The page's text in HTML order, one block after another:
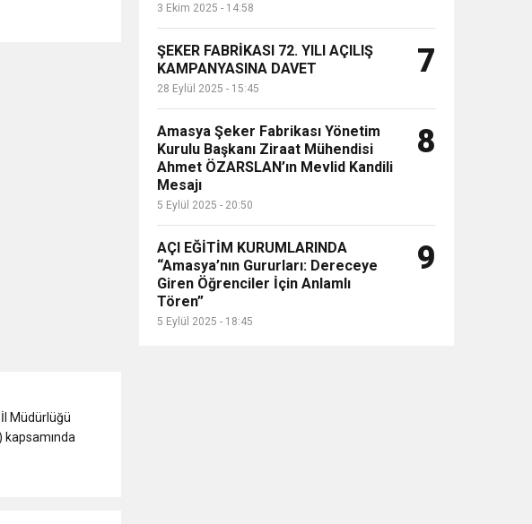
Müdürlüğü
kapsamında
3 Ekim 2025 - 14:58
ŞEKER FABRİKASI 72. YILI AÇILIŞ
KAMPANYASINA DAVET
28 Eylül 2025 - 15:45
7
Amasya Şeker Fabrikası Yönetim
Kurulu Başkanı Ziraat Mühendisi
Ahmet ÖZARSLAN’ın Mevlid Kandili
Mesajı
5 Eylül 2025 - 20:50
8
AÇI EĞİTİM KURUMLARINDA
“Amasya’nın Gururları: Dereceye
Giren Öğrenciler İçin Anlamlı
Tören”
5 Eylül 2025 - 18:45
9